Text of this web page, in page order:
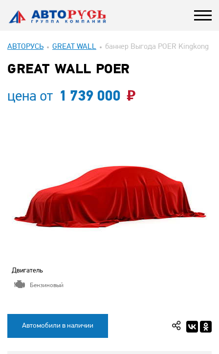
АВТОРУСЬ GREAT WALL баннер Выгода POER Kingkong
GREAT WALL POER
цена от 1 739 000
Двигатель
Бензиновый
Автомобили в наличии